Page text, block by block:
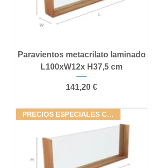
Paravientos metacrilato laminado
L100xW12x H37,5 cm
Precio
141,20 €
PRECIOS ESPECIALES CONJUNTOS